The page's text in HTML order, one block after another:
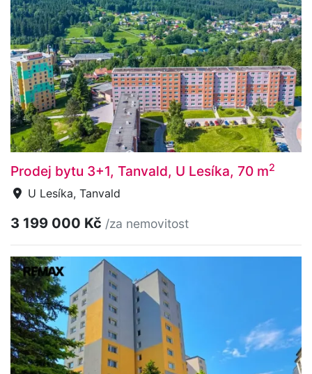
Prodej bytu 3+1, Tanvald, U Lesíka, 70 m2
U Lesíka, Tanvald
3 199 000 Kč /za nemovitost